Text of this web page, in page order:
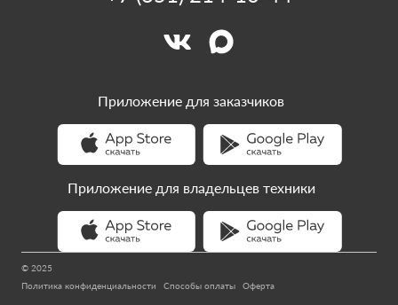
© 2025
Политика конфиденциальности
Способы оплаты Оферта
Приложение для заказчиков
Приложение для владельцев техники